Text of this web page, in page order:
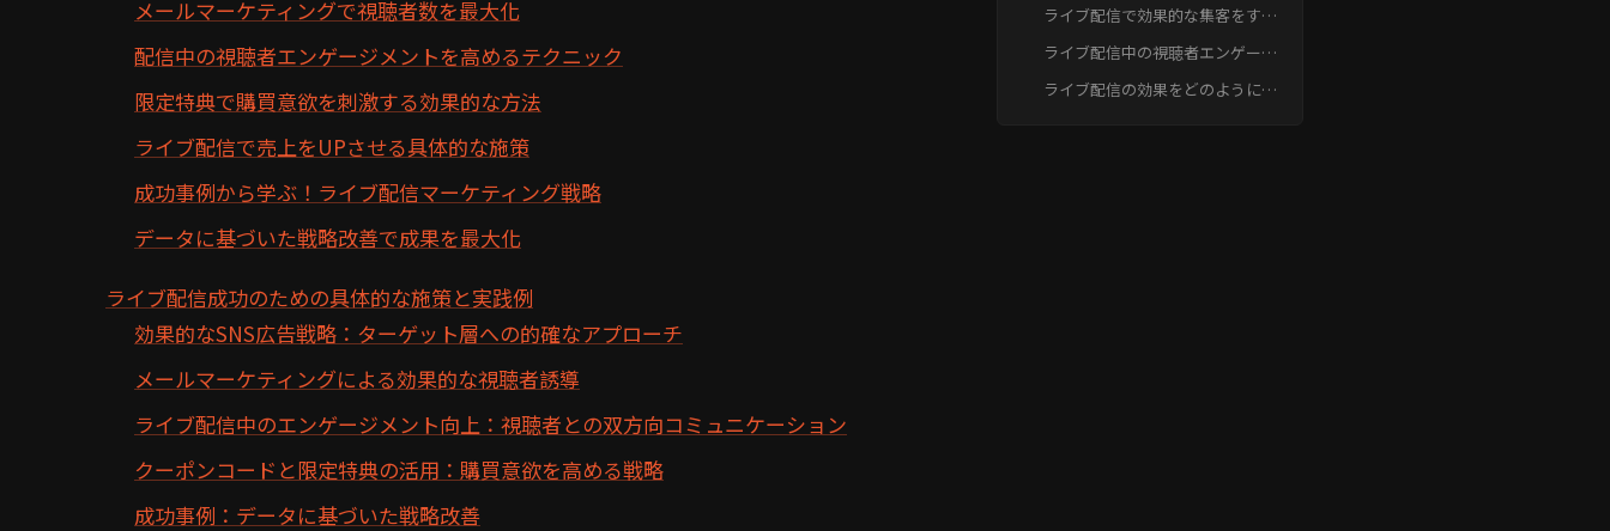
メールマーケティングで視聴者数を最大化
配信中の視聴者エンゲージメントを高めるテクニック
限定特典で購買意欲を刺激する効果的な方法
ライブ配信で売上をUPさせる具体的な施策
成功事例から学ぶ！ライブ配信マーケティング戦略
データに基づいた戦略改善で成果を最大化
ライブ配信成功のための具体的な施策と実践例
効果的なSNS広告戦略：ターゲット層への的確なアプローチ
メールマーケティングによる効果的な視聴者誘導
ライブ配信中のエンゲージメント向上：視聴者との双方向コミュニケーション
クーポンコードと限定特典の活用：購買意欲を高める戦略
成功事例：データに基づいた戦略改善
（FAQ）
ライブ配信で効果的な集客をする
か？
ライブ配信中の視聴者エンゲージ
策を教えてください。
ライブ配信の効果をどのように測